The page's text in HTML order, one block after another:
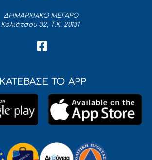
ΔΗΜΑΡΧΙΑΚΟ ΜΕΓΑΡΟ
Κολιάτσου 32, Τ.Κ. 20131
ΚΑΤΕΒΑΣΕ ΤΟ APP